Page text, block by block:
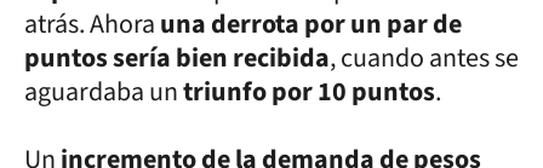
atrás. Ahorauna derrota por un par de
puntos sería bien recibida, cuando antes se
aguardaba untriunfo por 10 puntos.
Unincremento de la demanda de pesos